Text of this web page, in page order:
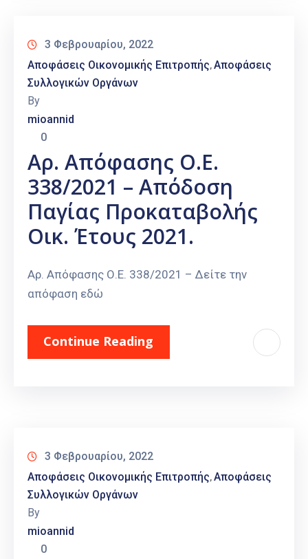
3 Φεβρουαρίου, 2022
Αποφάσεις Οικονομικής Επιτροπής‚Αποφάσεις
Συλλογικών Οργάνων
By
mioannid
0
Αρ. Απόφασης Ο.Ε.
338/2021 – Απόδοση
Παγίας Προκαταβολής
Οικ. Έτους 2021.
Αρ. Απόφασης Ο.Ε. 338/2021 – Δείτε την
απόφαση εδώ
Continue Reading
3 Φεβρουαρίου, 2022
Αποφάσεις Οικονομικής Επιτροπής‚Αποφάσεις
Συλλογικών Οργάνων
By
mioannid
0